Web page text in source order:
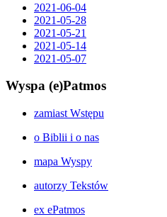
2021-06-04
2021-05-28
2021-05-21
2021-05-14
2021-05-07
Wyspa (e)Patmos
zamiast Wstępu
o Biblii i o nas
mapa Wyspy
autorzy Tekstów
ex ePatmos